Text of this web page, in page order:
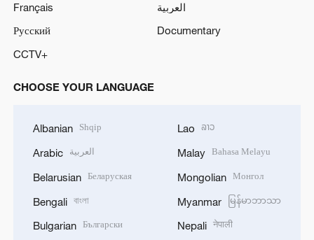
Français
العربية
Русский
Documentary
CCTV+
CHOOSE YOUR LANGUAGE
Albanian Shqip
Arabic العربية
Belarusian Беларуская
Bengali বাংলা
Bulgarian Български
Lao ລາວ
Malay Bahasa Melayu
Mongolian Монгол
Myanmar မြန်မာဘာသာ
Nepali नेपाली